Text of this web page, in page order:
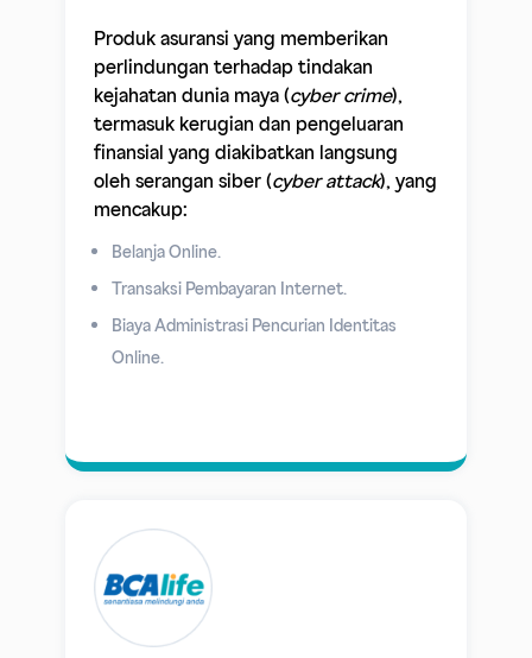
Produk asuransi yang memberikan
perlindungan terhadap tindakan
kejahatan dunia maya (cyber crime),
termasuk kerugian dan pengeluaran
finansial yang diakibatkan langsung
oleh serangan siber (cyber attack), yang
mencakup:
Belanja Online.
Transaksi Pembayaran Internet.
Biaya Administrasi Pencurian Identitas
Online.